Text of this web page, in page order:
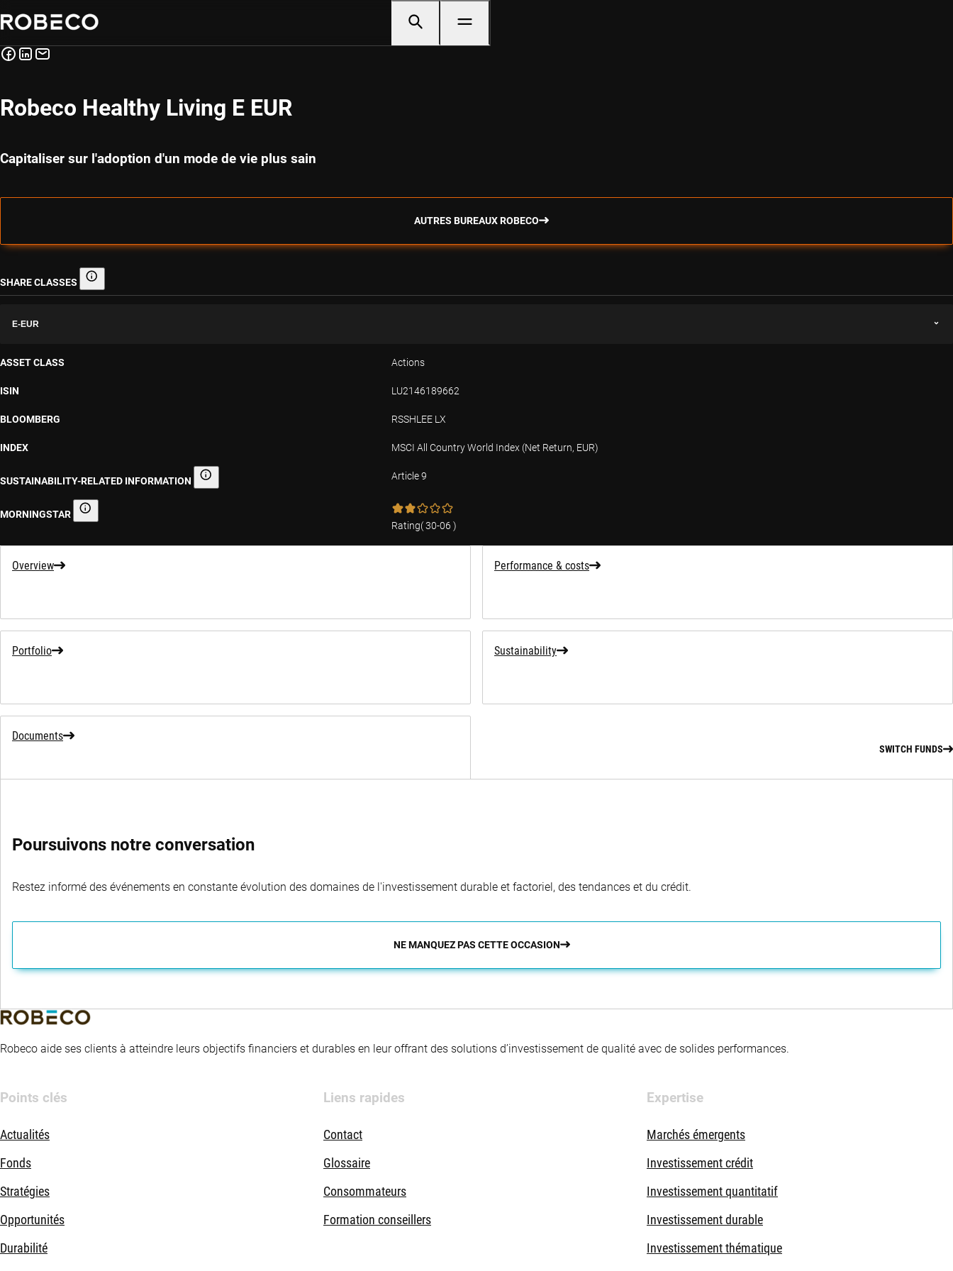
Robeco Healthy Living E EUR
Capitaliser sur l'adoption d'un mode de vie plus sain
AUTRES BUREAUX ROBECO
SHARE CLASSES Share classes
E-EUR
ASSET CLASS Actions
ISIN LU2146189662
BLOOMBERG RSSHLEE LX
INDEX MSCI All Country World Index (Net Return, EUR)
SUSTAINABILITY-RELATED INFORMATION Sustainability-related information Article 9
MORNINGSTAR Morningstar
Rating(30-06 )
Overview Performance & costs
Portfolio Sustainability
Documents
SWITCH FUNDS
Poursuivons notre conversation
Restez informé des événements en constante évolution des domaines de l'investissement durable et factoriel, des tendances et du crédit.
NE MANQUEZ PAS CETTE OCCASION
Robeco aide ses clients à atteindre leurs objectifs financiers et durables en leur offrant des solutions d’investissement de qualité avec de solides performances.
Points clés
Actualités
Fonds
Stratégies
Opportunités
Durabilité
Liens rapides
Contact
Glossaire
Consommateurs
Formation conseillers
Expertise
Marchés émergents
Investissement crédit
Investissement quantitatif
Investissement durable
Investissement thématique